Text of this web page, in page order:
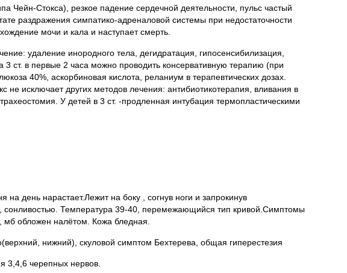
Чейн-Стокса), резкое падение сердечной деятельности, пульс частый
раздражения симпатико-адреналовой системы при недостаточности
мочи и кала и наступает смерть.
удаление инородного тела, дегидратация, гипосенсибилизация,
ст. в первые 2 часа можно проводить консервативную терапию (при
40%, аскорбиновая кислота, реланиум в терапевтических дозах.
не исключает других методов лечения: антибиотикотерапия, вливания в
У детей в 3 ст. -продленная интубация термопластическими
день нарастает.Лежит на боку , согнув ноги и запрокинув
Температура 39-40, перемежающийся тип кривой.Симптомы
обложен налётом. Кожа бледная.
нижний), скуловой симптом Бехтерева, общая гиперестезия
3,4,6 черепных нервов.